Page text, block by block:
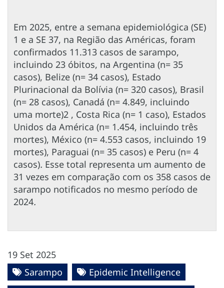
Em 2025, entre a semana epidemiológica (SE)
1 e a SE 37, na Região das Américas, foram
confirmados 11.313 casos de sarampo,
incluindo 23 óbitos, na Argentina (n= 35
casos), Belize (n= 34 casos), Estado
Plurinacional da Bolívia (n= 320 casos), Brasil
(n= 28 casos), Canadá (n= 4.849, incluindo
uma morte)2 , Costa Rica (n= 1 caso), Estados
Unidos da América (n= 1.454, incluindo três
mortes), México (n= 4.553 casos, incluindo 19
mortes), Paraguai (n= 35 casos) e Peru (n= 4
casos). Esse total representa um aumento de
31 vezes em comparação com os 358 casos de
sarampo notificados no mesmo período de
2024.
19 Set 2025
Sarampo
Epidemic Intelligence